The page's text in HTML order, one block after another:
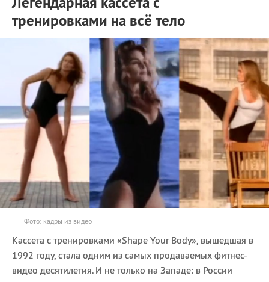
тренировками на всё тело
Фото: кадры из видео
Кассета с тренировками «Shape Your Body», вышедшая в
1992 году, стала одним из самых продаваемых фитнес-
видео десятилетия. И не только на Западе: в России